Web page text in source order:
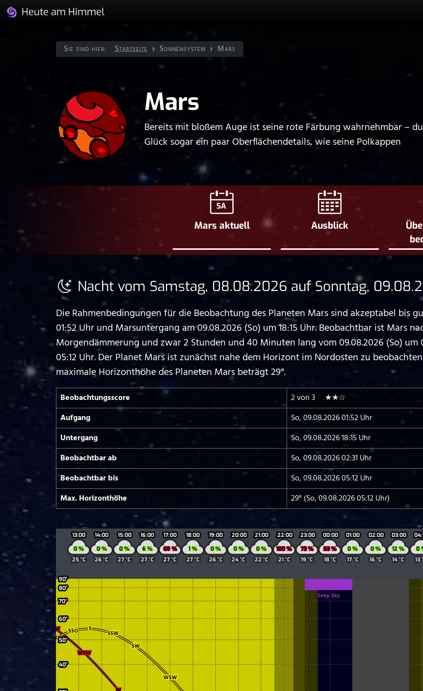
Heute am Himmel
Sie sind hier: Startseite Sonnen­system Mars
Mars
Bereits mit bloßem Auge ist seine rote Färbung wahrnehmbar –
Glück sogar ein paar Oberflächendetails, wie seine Polkappen
SA
Mars aktuell Ausblick
Nacht vom Samstag, 08.08.2026 auf Sonntag,
Die Rahmenbedingungen für die Beobachtung des Planeten Mars sind akzeptabel bis
01:52 Uhr und Marsuntergang am 09.08.2026 (So) um 18:15 Uhr. Beobachtbar ist Mars
Morgendämmerung und zwar 2 Stunden und 40 Minuten lang vom 09.08.2026 (So) um
05:12 Uhr. Der Planet Mars ist zunächst nahe dem Horizont im Nordosten zu
maximale Horizonthöhe des Planeten Mars beträgt 29°.
Beobachtungs­score
2 von 3 ★★☆
Aufgang
So, 09.08.2026 01:52 Uhr
Untergang
So, 09.08.2026 18:15 Uhr
Beobachtbar ab
So, 09.08.2026 02:31 Uhr
Beobachtbar bis
So, 09.08.2026 05:12 Uhr
Max. Horizont­höhe
29° (So, 09.08.2026 05:12 Uhr)